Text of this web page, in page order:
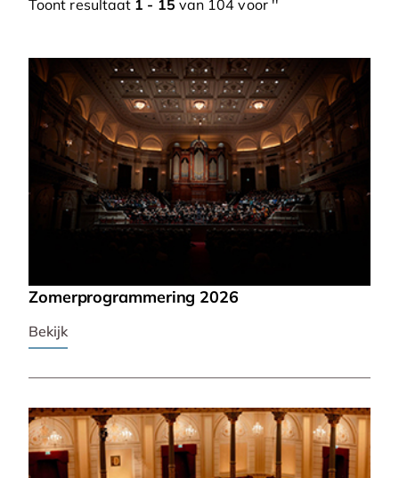
Toont resultaat 1 - 15 van 104 voor ''
Zomerprogrammering 2026
Bekijk